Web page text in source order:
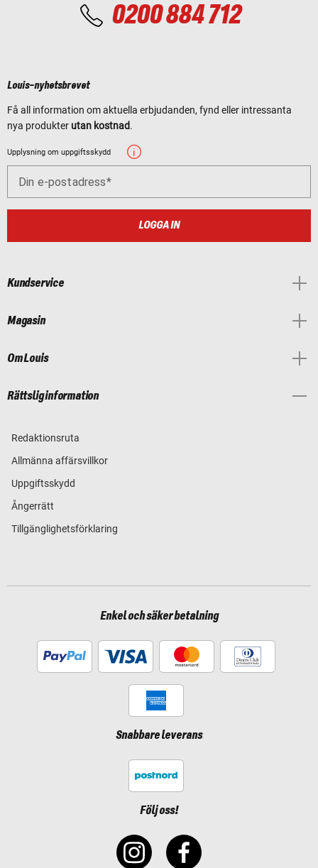
0200 884 712
Louis-nyhetsbrevet
Få all information om aktuella erbjudanden, fynd eller intressanta
nya produkter utan kostnad.
Upplysning om uppgiftsskydd
Din e-postadress
LOGGA IN
Kundservice
Magasin
Om Louis
Rättslig information
Redaktionsruta
Allmänna affärsvillkor
Uppgiftsskydd
Ångerrätt
Tillgänglighetsförklaring
Enkel och säker betalning
Snabbare leverans
Följ oss!